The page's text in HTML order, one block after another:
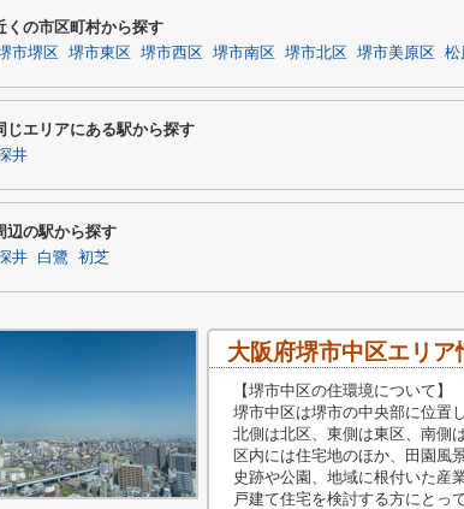
くの市区町村から探す
市堺区 堺市東区 堺市西区 堺市南区 堺市北区 堺市美原区 松
じエリアにある駅から探す
井
辺の駅から探す
井 白鷺 初芝
大阪府堺市中区エリア
【堺市中区の住環境について】
堺市中区は堺市の中央部に位置
北側は北区、東側は東区、南側
区内には住宅地のほか、田園風
史跡や公園、地域に根付いた産
戸建て住宅を検討する方にとっ